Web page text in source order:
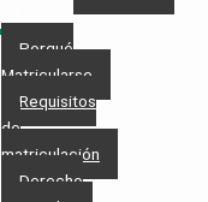
Porqué
Matricularse
Requisitos
de
matriculación
Derecho